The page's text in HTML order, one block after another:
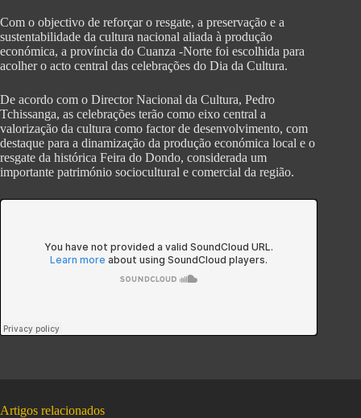
Com o objectivo de reforçar o resgate, a preservação e a
sustentabilidade da cultura nacional aliada à produção
económica, a província do Cuanza -Norte foi escolhida para
acolher o acto central das celebrações do Dia da Cultura.
De acordo com o Director Nacional da Cultura, Pedro
Tchissanga, as celebrações terão como eixo central a
valorização da cultura como factor de desenvolvimento, com
destaque para a dinamização da produção económica local e o
resgate da histórica Feira do Dondo, considerada um
importante património sociocultural e comercial da região.
Artigos relacionados